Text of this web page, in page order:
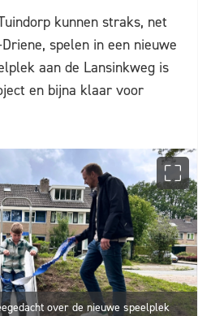
kunnen straks, net
spelen in een nieuwe
aan de Lansinkweg is
en bijna klaar voor
over de nieuwe speelplek